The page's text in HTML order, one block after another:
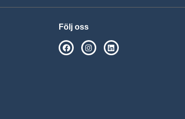
Följ oss
SPSM på Facebook
SPSM på Instagram